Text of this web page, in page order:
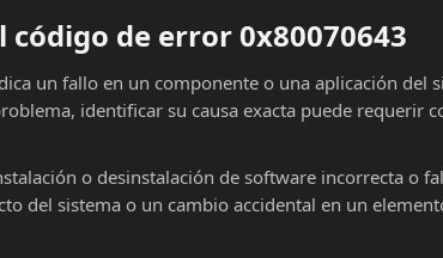
código de error 0x80070643
un fallo en un componente o una aplicación del
identificar su causa exacta puede requerir
o desinstalación de software incorrecta o
del sistema o un cambio accidental en un